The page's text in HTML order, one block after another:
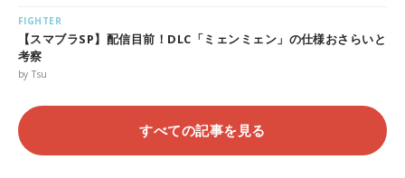
FIGHTER
【スマブラSP】配信目前！DLC「ミェンミェン」の仕様おさらいと
考察
by Tsu
すべての記事を見る